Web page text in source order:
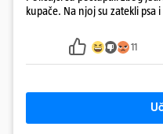
kupače. Na njoj su zatekli psa
ga uhitili, a psa je preuzeo
11